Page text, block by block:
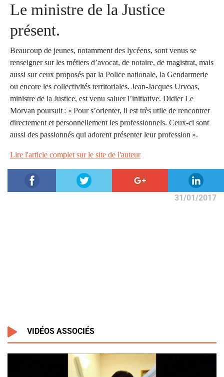
Le ministre de la Justice
présent.
Beaucoup de jeunes, notamment des lycéens, sont venus se
renseigner sur les métiers d’avocat, de notaire, de magistrat, mais
aussi sur ceux proposés par la Police nationale, la Gendarmerie
ou encore les collectivités territoriales. Jean-Jacques Urvoas,
ministre de la Justice, est venu saluer l’initiative. Didier Le
Morvan poursuit : « Pour s’orienter, il est très utile de rencontrer
directement et personnellement les professionnels. Ceux-ci sont
aussi des passionnés qui adorent présenter leur profession ».
Lire l'article complet sur le site de l'auteur
31/01/2017
VIDÉOS ASSOCIÉS